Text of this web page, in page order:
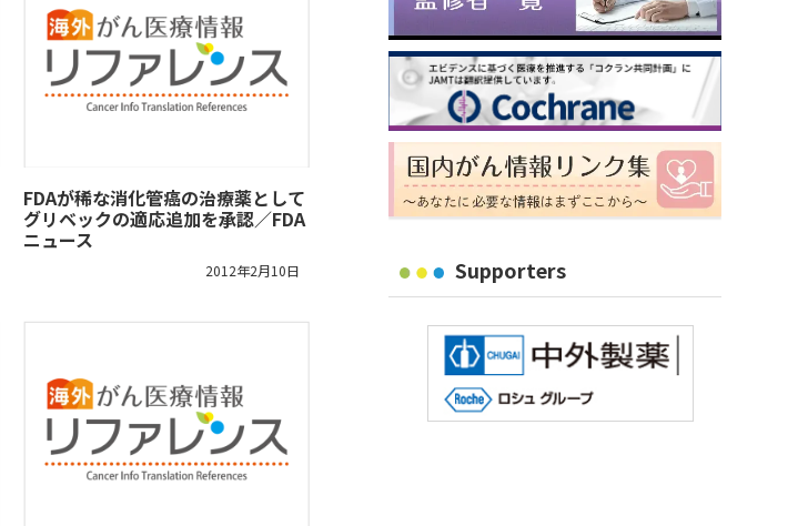
FDAが稀な消化管癌の治療薬として
グリベックの適応追加を承認／FDA
ニュース
2012年2月10日 Supporters